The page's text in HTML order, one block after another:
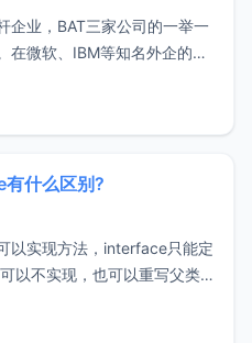
企业，BAT三家公司的一举一
在微软、IBM等知名外企的光
生涯追逐的目标之一。重学
......外人给BAT贴的这些“标
什么区别?
以实现方法，interface只能定
以不实现，也可以重写父类的
法实现它可以有默认的方法